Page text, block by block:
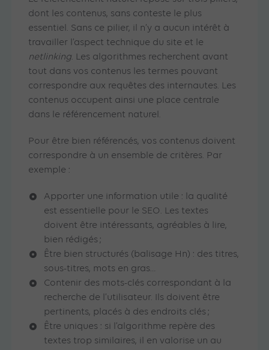
dont les contenus, sans conteste le plus
essentiel. Sans ce pilier, il n’y a aucun intérêt à
travailler l’aspect technique du site et le
netlinking. Les algorithmes recherchent avant
tout dans vos contenus les termes pouvant
correspondre aux requêtes des internautes. Les
contenus occupent ainsi une place centrale
dans le référencement naturel.
Pour être bien référencés, vos contenus doivent
correspondre à un ensemble de critères. Par
exemple :
Apporter une information utile : la qualité
est essentielle pour le SEO. Les textes
doivent être intéressants, agréables à lire,
bien rédigés ;
Être bien structurés (balisage Hn) : des titres,
sous-titres, mots en gras…
Contenir des mots-clés correspondant à la
recherche de l’utilisateur. Ils doivent être
pertinents, placés à des endroits clés ;
Être uniques : si l’algorithme repère des
textes trop similaires, il en valorise un au